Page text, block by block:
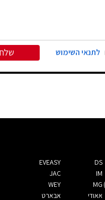
לתנאי השימוש
DS
EVEASY
IM
JAC
MG
WEY
אאודי אבארט